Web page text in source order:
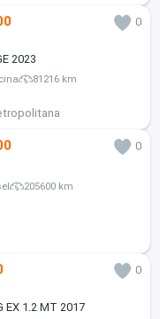
0
2023
81216 km
0
205600 km
0
EX 1.2 MT 2017